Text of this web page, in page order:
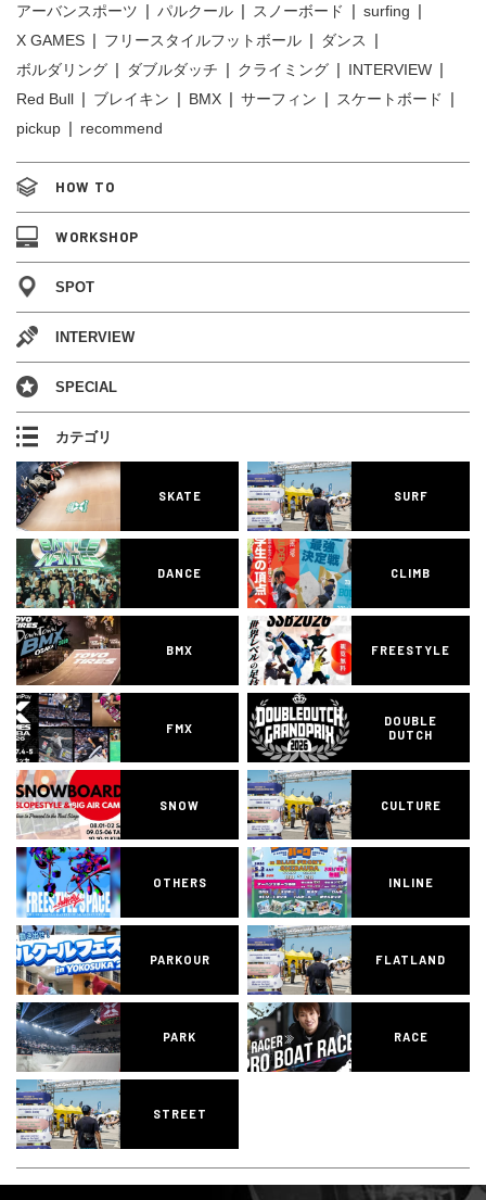
アーバンスポーツ
パルクール スノーボード
surfing
X GAMES
フリースタイルフットボール
ダンス
ボルダリング
ダブルダッチ クライミング
INTERVIEW
Red Bull
ブレイキン BMX サーフィン
スケートボード
pickup
recommend
HOW TO
WORKSHOP
SPOT
INTERVIEW
SPECIAL
カテゴリ
SKATE SURF
DANCE CLIMB
BMX FREESTYLE
FMX
DOUBLE
DUTCH
SNOW CULTURE
OTHERS INLINE
PARKOUR FLATLAND
PARK RACE
STREET